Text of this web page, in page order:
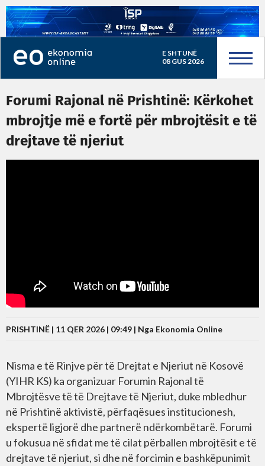
E SHTUNË
08 GUS 2026
Forumi Rajonal në Prishtinë: Kërkohet
mbrojtje më e fortë për mbrojtësit e të
drejtave të njeriut
PRISHTINË | 11 QER 2026 | 09:49 | Nga Ekonomia Online
Nisma e të Rinjve për të Drejtat e Njeriut në Kosovë
(YIHR KS) ka organizuar Forumin Rajonal të
Mbrojtësve të të Drejtave të Njeriut, duke mbledhur
në Prishtinë aktivistë, përfaqësues institucionesh,
ekspertë ligjorë dhe partnerë ndërkombëtarë. Forumi
u fokusua në sfidat me të cilat përballen mbrojtësit e të
drejtave të njeriut, si dhe në forcimin e bashkëpunimit